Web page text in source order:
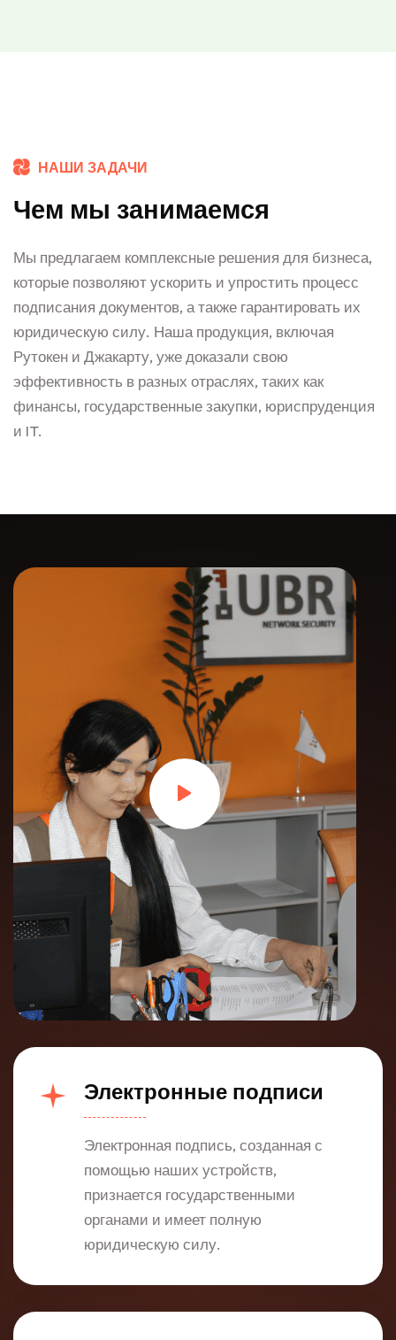
НАШИ ЗАДАЧИ
Чем мы занимаемся
Мы предлагаем комплексные решения для бизнеса,
которые позволяют ускорить и упростить процесс
подписания документов, а также гарантировать их
юридическую силу. Наша продукция, включая
Рутокен и Джакарту, уже доказали свою
эффективность в разных отраслях, таких как
финансы, государственные закупки, юриспруденция
и IT.
Электронные подписи
Электронная подпись, созданная с
помощью наших устройств,
признается государственными
органами и имеет полную
юридическую силу.